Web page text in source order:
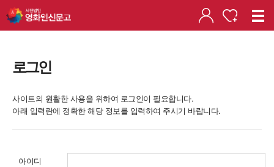
로그인
사이트의 원활한 사용을 위하여 로그인이 필요합니다.
아래 입력란에 정확한 해당 정보를 입력하여 주시기 바랍니다.
아이디